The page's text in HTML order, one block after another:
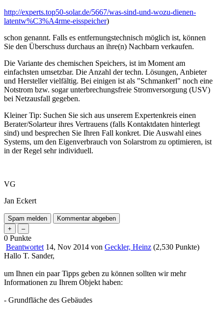
http://experts.top50-solar.de/5667/was-sind-und-wozu-dienen-
latentw%C3%A4rme-eisspeicher)
schon genannt. Falls es entfernungstechnisch möglich ist, können
Sie den Überschuss durchaus an ihre(n) Nachbarn verkaufen.
Die Variante des chemischen Speichers, ist im Moment am
einfachsten umsetzbar. Die Anzahl der techn. Lösungen, Anbieter
und Hersteller vielfältig. Bei einigen ist als "Schmankerl" noch eine
Notstrom bzw. sogar unterbrechungsfreie Stromversorgung (USV)
bei Netzausfall gegeben.
Kleiner Tip: Suchen Sie sich aus unserem Expertenkreis einen
Berater/Solarteur ihres Vertrauens (falls Kontaktdaten hinterlegt
sind) und besprechen Sie Ihren Fall konkret. Die Auswahl eines
Systems, um den Eigenverbrauch von Solarstrom zu optimieren, ist
in der Regel sehr individuell.
VG
Jan Eckert
0 Punkte
Beantwortet 14, Nov 2014 von Geckler, Heinz (2,530 Punkte)
Hallo T. Sander,
um Ihnen ein paar Tipps geben zu können sollten wir mehr
Informationen zu Ihrem Objekt haben:
- Grundfläche des Gebäudes